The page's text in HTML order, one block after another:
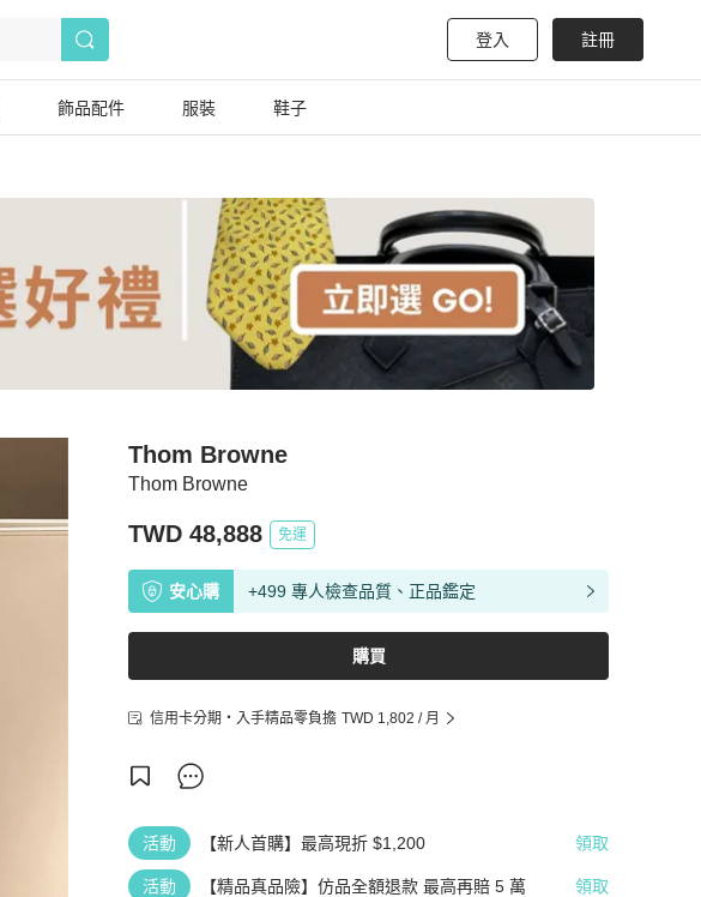
登入 註冊
飾品配件 服裝 鞋子
Thom Browne
Thom Browne
TWD 48,888 免運
安心購 +499 專人檢查品質、正品鑑定
購買
信用卡分期・入手精品零負擔 TWD 1,802 / 月
活動 【新人首購】最高現折 $1,200 領取
活動 【精品真品險】仿品全額退款 最高再賠 5 萬 領取